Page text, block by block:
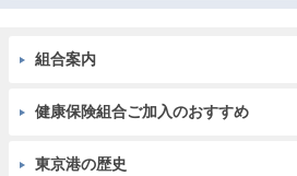
組合案内
健康保険組合ご加入のおすすめ
東京港の歴史